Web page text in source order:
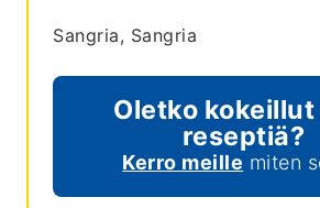
Sangria, Sangria
Oletko
reseptiä?
Kerro meille miten